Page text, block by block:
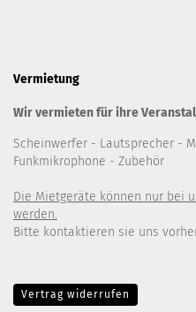
Vermietung
Wir vermieten für ihre
Scheinwerfer - Lautsprecher -
Funkmikrophone - Zubehör
Die Mietgeräte können nur bei
werden.
Bitte kontaktieren sie uns
Vertrag widerrufen